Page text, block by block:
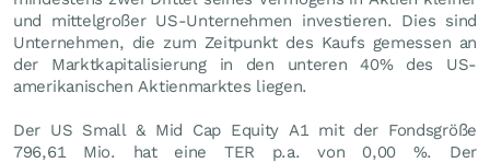
und mittelgroßer US-Unternehmen investieren. Dies sind
Unternehmen, die zum Zeitpunkt des Kaufs gemessen an
der Marktkapitalisierung in den unteren 40% des US-
amerikanischen Aktienmarktes liegen.
Der US Small & Mid Cap Equity A1 mit der Fondsgröße
796,61 Mio. hat eine TER p.a. von 0,00 %. Der